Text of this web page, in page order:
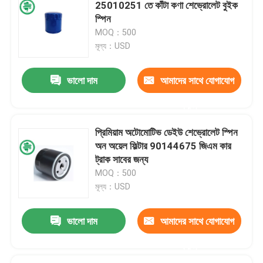
25010251 তে কাঁটা কণা শেভ্রোলেট বুইক
স্পিন
MOQ：500
মূল্য：USD
ভালো দাম আমাদের সাথে যোগাযোগ
প্রিমিয়াম অটোমোটিভ ডেইউ শেভ্রোলেট স্পিন
অন অয়েল ফিল্টার 90144675 জিএম কার
ট্রাক সাবের জন্য
MOQ：500
মূল্য：USD
ভালো দাম আমাদের সাথে যোগাযোগ